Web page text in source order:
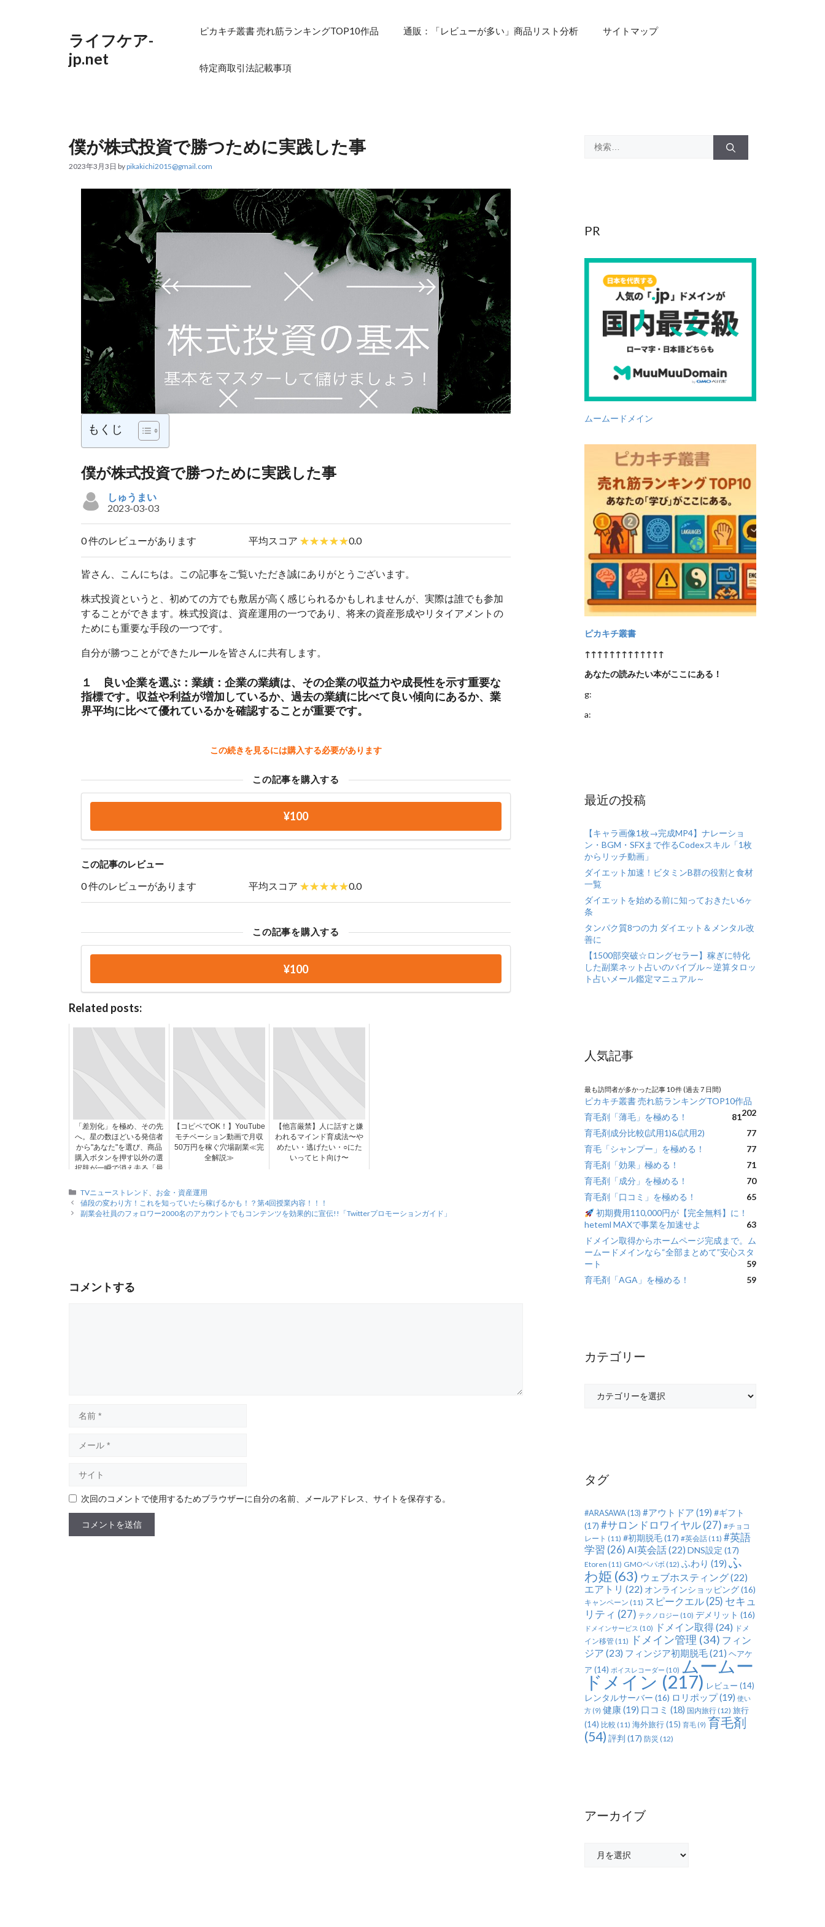
ライフケア-
jp.net
ピカキチ叢書 売れ筋ランキングTOP10作品 通販：「レビューが多い」商品リスト分析 サイトマップ
特定商取引法記載事項
僕が株式投資で勝つために実践した事
2023年3月3日 bypikakichi2015@gmail.com
もくじ
僕が株式投資で勝つために実践した事
しゅうまい
2023-03-03
0 件のレビューがあります 平均スコア 0.0
皆さん、こんにちは。この記事をご覧いただき誠にありがとうございます。
株式投資というと、初めての方でも敷居が高く感じられるかもしれませんが、実際は誰でも参加
することができます。株式投資は、資産運用の一つであり、将来の資産形成やリタイアメントの
ためにも重要な手段の一つです。
自分が勝つことができたルールを皆さんに共有します。
１ 良い企業を選ぶ：業績：企業の業績は、その企業の収益力や成長性を示す重要な
指標です。収益や利益が増加しているか、過去の業績に比べて良い傾向にあるか、業
界平均に比べて優れているかを確認することが重要です。
この続きを見るには購入する必要があります
この記事を購入する
¥100
この記事のレビュー
0 件のレビューがあります 平均スコア 0.0
この記事を購入する
¥100
Related posts:
「差別化」を極め、その先
へ。星の数ほどいる発信者
から"あなた"を選び、商品
購入ボタンを押す以外の選
択肢が一瞬で消え去る「最
【コピペでOK！】YouTube
モチベーション動画で月収
50万円を稼ぐ穴場副業≪完
全解説≫
【他言厳禁】人に話すと嫌
われるマインド育成法〜や
めたい・逃げたい・○にた
いってヒト向け〜
カ
テ
ゴ
TVニューストレンド
お金・資産運用
値段の変わり方！これを知っていたら稼げるかも！？第4回授業内容！！！
副業会社員のフォロワー2000名のアカウントでもコンテンツを効果的に宣伝!!「Twitterプロモーションガイド」
コメントする
次回のコメントで使用するためブラウザーに自分の名前、メールアドレス、サイトを保存する。
索:
PR
ムームードメイン
ピカキチ叢書
↑↑↑↑↑↑↑↑↑↑↑↑↑
あなたの読みたい本がここにある！
g:
a:
最近の投稿
【キャラ画像1枚→完成MP4】ナレーショ
ン・BGM・SFXまで作るCodexスキル「1枚
からリッチ動画」
ダイエット加速！ビタミンB群の役割と食材
一覧
ダイエットを始める前に知っておきたい6ヶ
条
タンパク質8つの力 ダイエット＆メンタル改
善に
【1500部突破☆ロングセラー】稼ぎに特化
した副業ネット占いのバイブル～逆算タロッ
ト占いメール鑑定マニュアル～
人気記事
最も訪問者が多かった記事 10 件 (過去 7 日間)
ピカキチ叢書 売れ筋ランキングTOP10作品
202
育毛剤「薄毛」を極める！
81
育毛剤成分比較(試用1)&(試用2)
77
育毛「シャンプー」を極める！
77
育毛剤「効果」極める！
71
育毛剤「成分」を極める！
70
育毛剤「口コミ」を極める！
65
初期費用110,000円が【完全無料】に！
heteml MAXで事業を加速せよ
63
ドメイン取得からホームページ完成まで。ム
ームードメインなら“全部まとめて”安心スタ
ート
59
育毛剤「AGA」を極める！
59
カテゴリー
タグ
#ARASAWA(13) #アウトドア (19) #ギフト
(17) #サロンドロワイヤル(27) #チョコ
レート (11) #初期脱毛(17) #英会話 (11) #英語
学習 (26) AI英会話(22) DNS設定 (17)
Etoren (11) GMOペパボ(12) ふわり (19) ふ
わ姫 (63) ウェブホスティング(22)
エアトリ (22) オンラインショッピング(16)
キャンペーン (11) スピークエル (25) セキュ
リティ (27) テクノロジー (10) デメリット (16)
ドメインサービス (10) ドメイン取得(24) ドメ
イン移管 (11) ドメイン管理 (34) フィン
ジア (23) フィンジア初期脱毛(21) ヘアケ
ア (14) ボイスレコーダー (10) ムームー
ドメイン (217) レビュー (14)
レンタルサーバー (16) ロリポップ(19) 使い
方 (9) 健康(19) 口コミ (18) 国内旅行(12) 旅行
(14) 比較 (11) 海外旅行(15) 育毛 (9) 育毛剤
(54) 評判 (17) 防災 (12)
アーカイブ